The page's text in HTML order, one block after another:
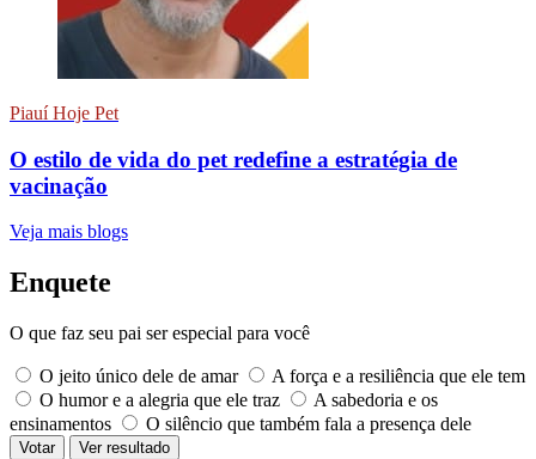
Piauí Hoje Pet
O estilo de vida do pet redefine a estratégia de
vacinação
Veja mais blogs
Enquete
O que faz seu pai ser especial para você
O jeito único dele de amar
A força e a resiliência que ele tem
O humor e a alegria que ele traz
A sabedoria e os
ensinamentos
O silêncio que também fala a presença dele
Votar Ver resultado